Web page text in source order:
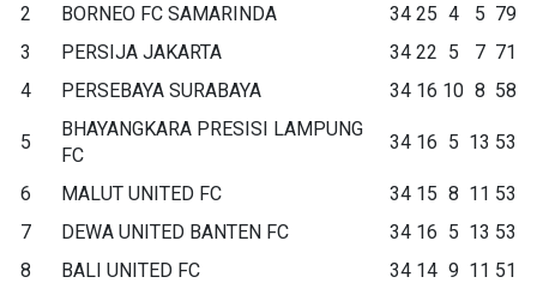
2
BORNEO FC SAMARINDA 34 25 4 5 79
3
PERSIJA JAKARTA 34 22 5 7 71
4
PERSEBAYA SURABAYA 34 16 10 8 58
5
BHAYANGKARA PRESISI LAMPUNG
FC
34 16 5 13 53
6 MALUT UNITED FC 34 15 8 11 53
7
DEWA UNITED BANTEN FC 34 16 5 13 53
8
BALI UNITED FC 34 14 9 11 51